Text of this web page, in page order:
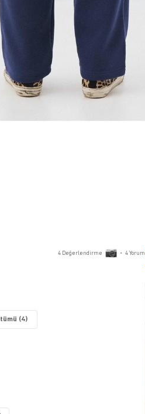
4Değerlendirme • 4Yorum
tümü (4)